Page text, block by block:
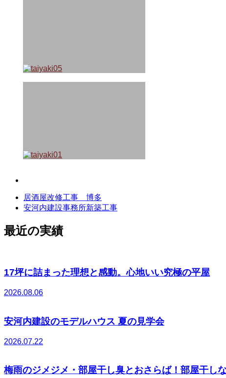
居酒屋改修工事 博多
安河内建設事務所新築工事
最近の実績
17坪に詰まった理想と感動。心地いい究極の平屋
2026.08.06
安河内建設のモデルハウス 夏の見学会
2026.07.22
梅雨のジメジメ・部屋干し臭とおさらば！部屋干し